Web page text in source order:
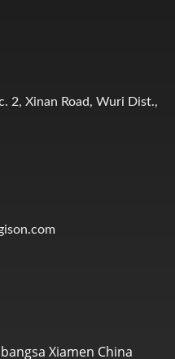
2, Xinan Road, Wuri Dist.,
Xiamen China